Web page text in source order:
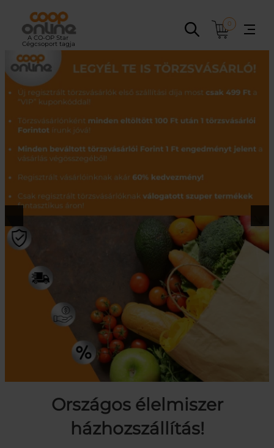
tartalomhoz
0
Országos élelmiszer
házhozszállítás!